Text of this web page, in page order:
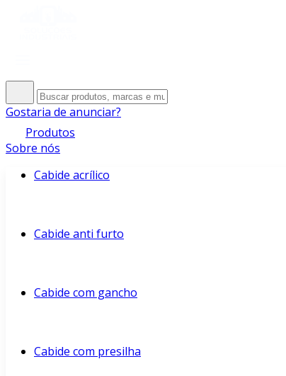
Gostaria de anunciar?
Produtos
Sobre nós
Cabide acrílico
Cabide anti furto
Cabide com gancho
Cabide com presilha